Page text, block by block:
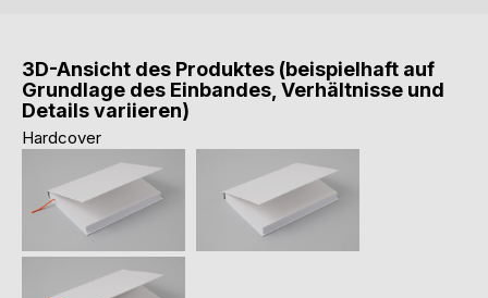
3D-Ansicht des Produktes (beispielhaft auf
Grundlage des Einbandes, Verhältnisse und
Details variieren)
Hardcover